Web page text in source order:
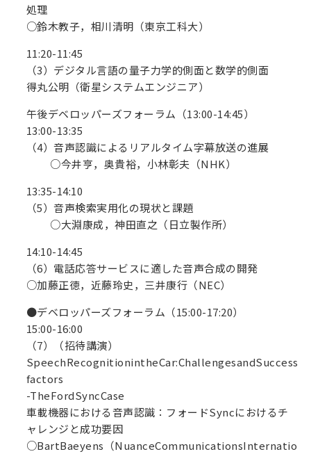
処理
○鈴木教子，相川清明（東京工科大）
11:20-11:45
（3）デジタル言語の量子力学的側面と数学的側面
得丸公明（衛星システムエンジニア）
午後デベロッパーズフォーラム（13:00-14:45）
13:00-13:35
（4）音声認識によるリアルタイム字幕放送の進展
○今井亨，奥貴裕，小林彰夫（NHK）
13:35-14:10
（5）音声検索実用化の現状と課題
○大淵康成，神田直之（日立製作所）
14:10-14:45
（6）電話応答サービスに適した音声合成の開発
○加藤正徳，近藤玲史，三井康行（NEC）
●デベロッパーズフォーラム（15:00-17:20）
15:00-16:00
（7）（招待講演）
SpeechRecognitionintheCar:ChallengesandSuccess
factors
-TheFordSyncCase
車載機器における音声認識：フォードSyncにおけるチ
ャレンジと成功要因
○BartBaeyens（NuanceCommunicationsInternatio